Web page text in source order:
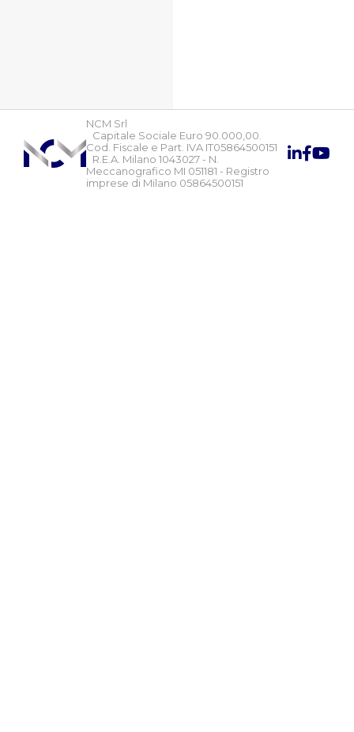
NCM Srl
Capitale Sociale Euro 90.000,00.
Cod. Fiscale e Part. IVA IT05864500151
R.E.A. Milano 1043027 - N.
Meccanografico MI 051181 - Registro
imprese di Milano 05864500151